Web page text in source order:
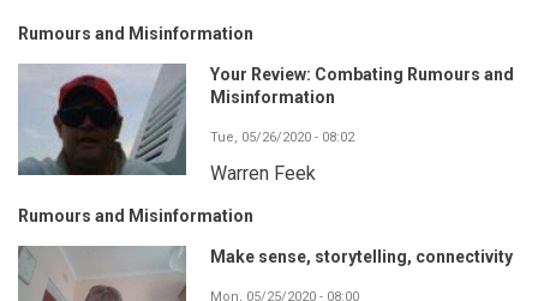
Rumours and Misinformation
Your Review: Combating Rumours and
Misinformation
Tue, 05/26/2020 - 08:02
Warren Feek
Rumours and Misinformation
Make sense, storytelling, connectivity
Mon, 05/25/2020 - 08:00